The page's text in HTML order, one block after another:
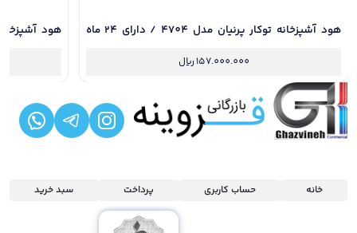
هود آشپزخانه توکار پرنیان مدل 4704 / دارای 24 ماه
157.000.000 ریال
خانه حساب کاربری پرداخت سبد خرید